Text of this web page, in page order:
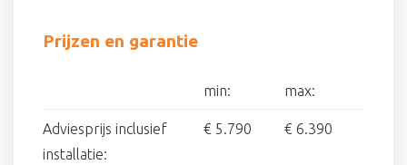
Prijzen en garantie
min: max:
Adviesprijs inclusief
installatie:
€ 5.790 € 6.390